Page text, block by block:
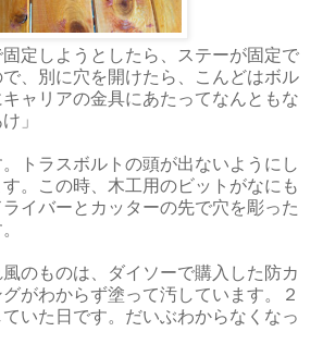
固定しようとしたら、ステーが固定で
、別に穴を開けたら、こんどはボル
キャリアの金具にあたってなんともな
」
トラスボルトの頭が出ないようにし
。この時、木工用のビットがなにも
イバーとカッターの先で穴を彫った
のものは、ダイソーで購入した防カ
がわからず塗って汚しています。２
いた日です。だいぶわからなくなっ